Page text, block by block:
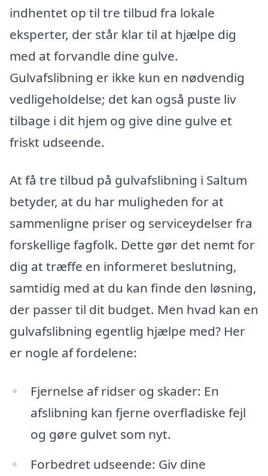
indhentet op til tre tilbud fra lokale
eksperter, der står klar til at hjælpe dig
med at forvandle dine gulve.
Gulvafslibning er ikke kun en nødvendig
vedligeholdelse; det kan også puste liv
tilbage i dit hjem og give dine gulve et
friskt udseende.
At få tre tilbud på gulvafslibning i Saltum
betyder, at du har muligheden for at
sammenligne priser og serviceydelser fra
forskellige fagfolk. Dette gør det nemt for
dig at træffe en informeret beslutning,
samtidig med at du kan finde den løsning,
der passer til dit budget. Men hvad kan en
gulvafslibning egentlig hjælpe med? Her
er nogle af fordelene:
Fjernelse af ridser og skader: En
afslibning kan fjerne overfladiske fejl
og gøre gulvet som nyt.
Forbedret udseende: Giv dine